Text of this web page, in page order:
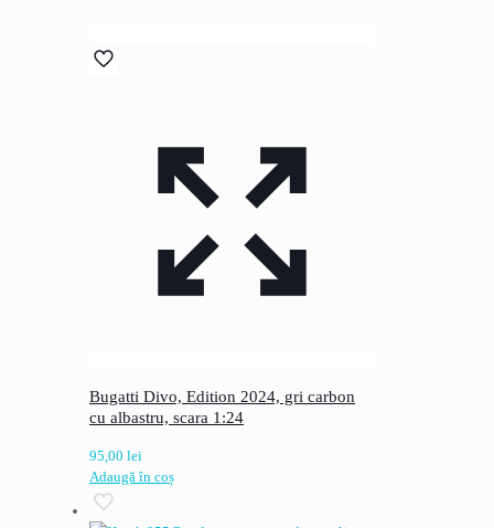
Bugatti Divo, Edition 2024, gri carbon
cu albastru, scara 1:24
95,00 lei
Adaugă în coș